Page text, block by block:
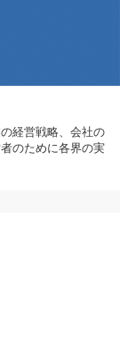
経営戦略、会社の
のために各界の実